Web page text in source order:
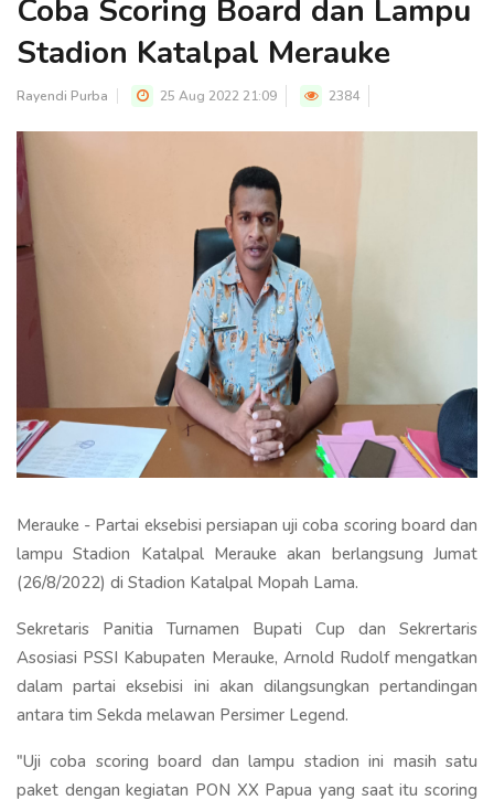
Coba Scoring Board dan Lampu
Stadion Katalpal Merauke
Rayendi Purba 25 Aug 2022 21:09 2384
Merauke - Partai eksebisi persiapan uji coba scoring board dan
lampu Stadion Katalpal Merauke akan berlangsung Jumat
(26/8/2022) di Stadion Katalpal Mopah Lama.
Sekretaris Panitia Turnamen Bupati Cup dan Sekrertaris
Asosiasi PSSI Kabupaten Merauke, Arnold Rudolf mengatkan
dalam partai eksebisi ini akan dilangsungkan pertandingan
antara tim Sekda melawan Persimer Legend.
"Uji coba scoring board dan lampu stadion ini masih satu
paket dengan kegiatan PON XX Papua yang saat itu scoring